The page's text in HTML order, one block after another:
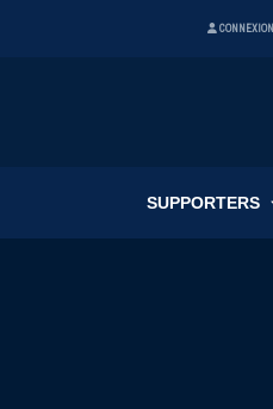
CONNEXION
SUPPORTERS